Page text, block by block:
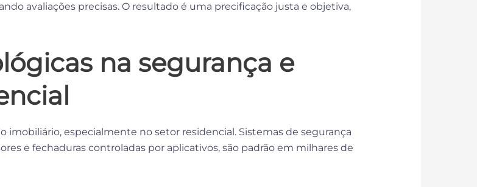
avaliações precisas. O resultado é uma precificação justa e objetiva,
na segurança e
imobiliário, especialmente no setor residencial. Sistemas de segurança
e fechaduras controladas por aplicativos, são padrão em milhares de